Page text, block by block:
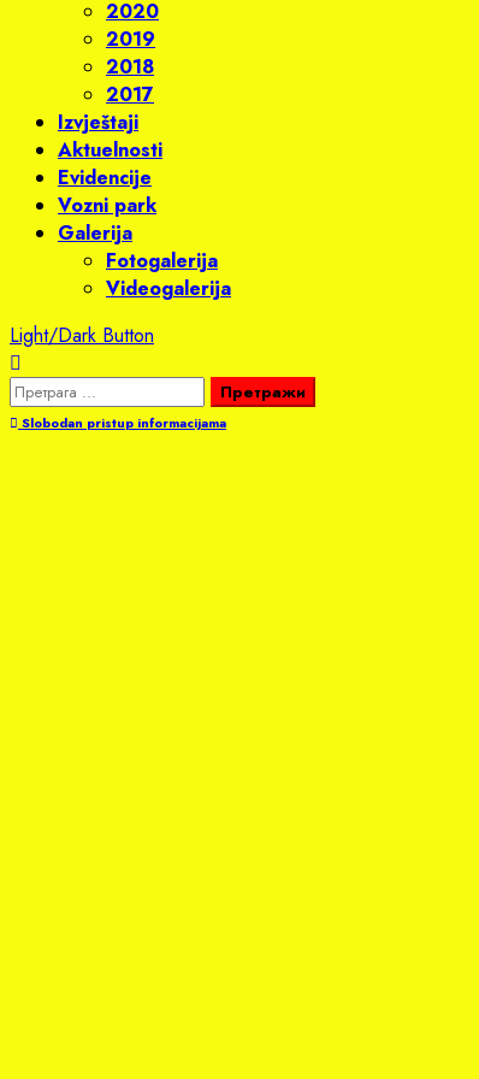
2020
2019
2018
2017
Izvještaji
Aktuelnosti
Evidencije
Vozni park
Galerija
Fotogalerija
Videogalerija
Light/Dark Button
Претрага
за:Slobodan pristup informacijama